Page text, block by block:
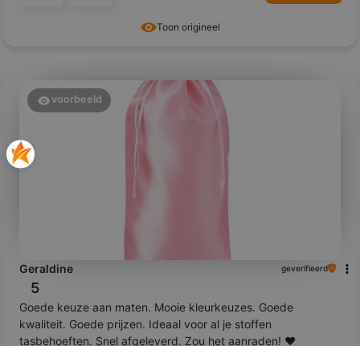
Toon origineel
voorbeeld
Geraldine geverifieerd
5
Goede keuze aan maten. Mooie kleurkeuzes. Goede
kwaliteit. Goede prijzen. Ideaal voor al je stoffen
tasbehoeften. Snel afgeleverd. Zou het aanraden! ❤️